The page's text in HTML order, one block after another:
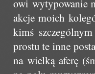
owi wytypowanie
akcje moich
kimś
prostu te inne
na wielką aferę